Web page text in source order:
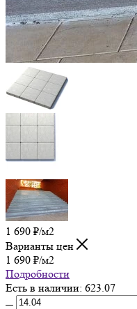
1 690 ₽/м2
Варианты цен
1 690 ₽/м2
Подробности
Есть в наличии: 623.07